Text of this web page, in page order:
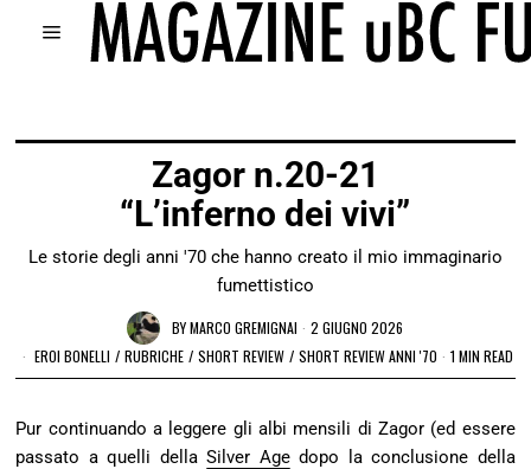
Zagor n.20-21
“L’inferno dei vivi”
Le storie degli anni '70 che hanno creato il mio immaginario
fumettistico
BYMARCO GREMIGNAI
2 GIUGNO 2026
EROI BONELLI / RUBRICHE / SHORT REVIEW / SHORT REVIEW ANNI '70 1 MIN READ
Pur continuando a leggere gli albi mensili di Zagor (ed essere
passato a quelli dellaSilver Agedopo la conclusione della